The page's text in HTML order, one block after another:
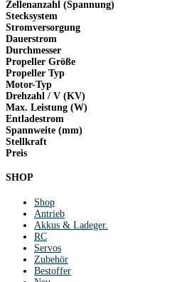
Zellenanzahl (Spannung)
Stecksystem
Stromversorgung
Dauerstrom
Durchmesser
Propeller Größe
Propeller Typ
Motor-Typ
Drehzahl / V (KV)
Max. Leistung (W)
Entladestrom
Spannweite (mm)
Stellkraft
Preis
SHOP
Shop
Antrieb
Akkus & Ladeger.
RC
Servos
Zubehör
Bestoffer